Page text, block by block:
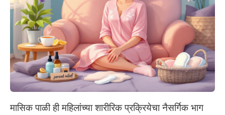
मासिक पाळी ही महिलांच्या शारीरिक प्रक्रियेचा नैसर्गिक भाग